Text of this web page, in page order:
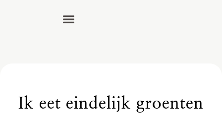
Ik eet eindelijk groenten